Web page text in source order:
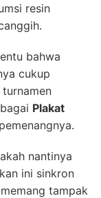
resin
bahwa
cukup
Plakat
nantinya
ini sinkron
tampak